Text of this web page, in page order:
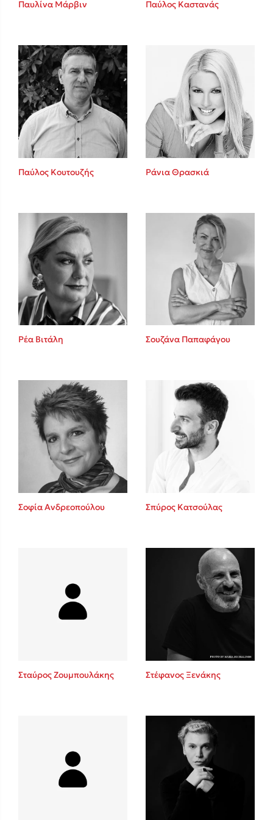
Sebastian Fitzek
Playlist
Το λεξικό της ζωής σου
Το λιμάνι μου είσαι εσύ
Ιωάννης Γλωσσόπουλος
Ένας γίγαντας στο σχολείο
Mel Robbins
Η μέθοδος Αφήστε τους
Παυλίνα Μάρβιν Παύλος Καστανάς
Παύλος Κουτουζής Ράνια Θρασκιά
Ρέα Βιτάλη Σουζάνα Παπαφάγου
Σοφία Ανδρεοπούλου Σπύρος Κατσούλας
Σταύρος Ζουμπουλάκης Στέφανος Ξενάκης